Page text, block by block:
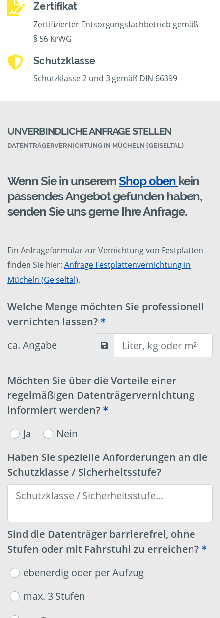
Zertifikat
Zertifizierter Entsorgungsfachbetrieb gemäß
§ 56 KrWG
Schutzklasse
Schutzklasse 2 und 3 gemäß DIN 66399
UNVERBINDLICHE ANFRAGE STELLEN
DATENTRÄGERVERNICHTUNG IN MÜCHELN (GEISELTAL)
Wenn Sie in unseremShop oben kein
passendes Angebot gefunden haben,
senden Sie uns gerne Ihre Anfrage.
Ein Anfrageformular zur Vernichtung von Festplatten
finden Sie hier: Anfrage Festplattenvernichtung in
Mücheln (Geiseltal).
Welche Menge möchten Sie professionell
vernichten lassen?
ca. Angabe
Möchten Sie über die Vorteile einer
regelmäßigen Datenträgervernichtung
informiert werden?
Ja
Nein
Haben Sie spezielle Anforderungen an die
Schutzklasse / Sicherheitsstufe?
Sind die Datenträger barrierefrei, ohne
Stufen oder mit Fahrstuhl zu erreichen?
ebenerdig oder per Aufzug
max. 3 Stufen